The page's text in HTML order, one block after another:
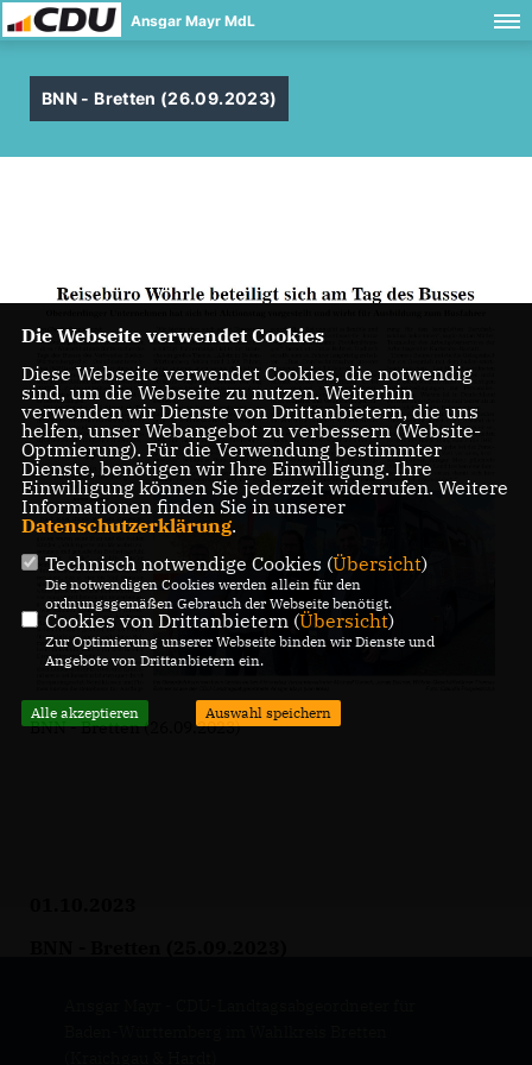
Ansgar Mayr MdL
BNN - Bretten (26.09.2023)
BNN - Bretten (26.09.2023)
Die Webseite verwendet Cookies
Diese Webseite verwendet Cookies, die notwendig
sind, um die Webseite zu nutzen. Weiterhin
verwenden wir Dienste von Drittanbietern, die uns
helfen, unser Webangebot zu verbessern (Website-
Optmierung). Für die Verwendung bestimmter
Dienste, benötigen wir Ihre Einwilligung. Ihre
Einwilligung können Sie jederzeit widerrufen. Weitere
Informationen finden Sie in unserer
Datenschutzerklärung.
Technisch notwendige Cookies (Übersicht)
Die notwendigen Cookies werden allein für den
ordnungsgemäßen Gebrauch der Webseite benötigt.
Cookies von Drittanbietern (Übersicht)
Zur Optimierung unserer Webseite binden wir Dienste und
Angebote von Drittanbietern ein.
Alle akzeptieren Auswahl speichern